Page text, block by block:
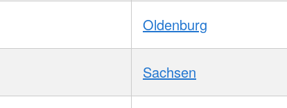
Oldenburg
Sachsen